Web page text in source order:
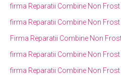
firma Reparatii Combine Non Frost
firma Reparatii Combine Non Frost
Firma Reparatii Combine Non
firma Reparatii Combine Non Frost
firma Reparatii Combine Non Frost